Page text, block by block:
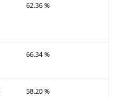
62.36 %
66.34 %
58.20 %